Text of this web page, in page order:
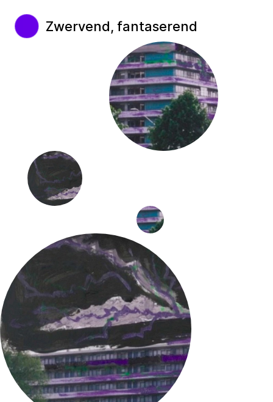
Zwervend, fantaserend